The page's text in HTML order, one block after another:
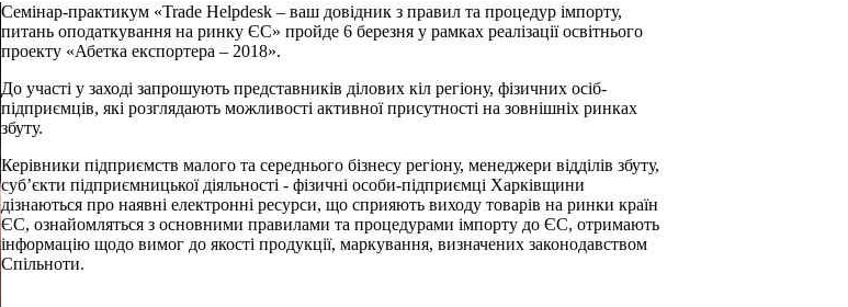
Семінар-практикум «Trade Helpdesk – ваш довідник з правил та процедур імпорту,
питань оподаткування на ринку ЄС» пройде 6 березня у рамках реалізації освітнього
проекту «Абетка експортера – 2018».
До участі у заході запрошують представників ділових кіл регіону, фізичних осіб-
підприємців, які розглядають можливості активної присутності на зовнішніх ринках
збуту.
Керівники підприємств малого та середнього бізнесу регіону, менеджери відділів збуту,
суб’єкти підприємницької діяльності - фізичні особи-підприємці Харківщини
дізнаються про наявні електронні ресурси, що сприяють виходу товарів на ринки країн
ЄС, ознайомляться з основними правилами та процедурами імпорту до ЄС, отримають
інформацію щодо вимог до якості продукції, маркування, визначених законодавством
Спільноти.